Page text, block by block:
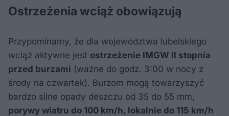
Ostrzeżenia wciąż obowiązują
Przypominamy, że dla województwa lubelskiego
wciąż aktywne jest ostrzeżenie IMGW II stopnia
przed burzami (ważne do godz. 3:00 w nocy z
środy na czwartek). Burzom mogą towarzyszyć
bardzo silne opady deszczu od 35 do 55 mm,
porywy wiatru do 100 km/h, lokalnie do 115 km/h